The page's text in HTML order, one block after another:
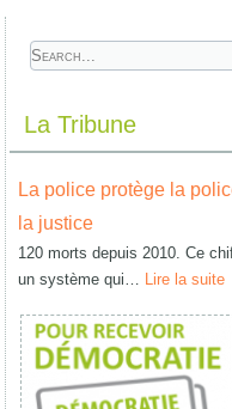
La Tribune
La police protège la
la justice
120 morts depuis 2010. Ce
un système qui… Lire la suite